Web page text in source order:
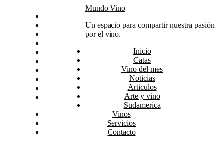
Arte y vino
Sudamerica
Mundo Vino
Un espacio para compartir nuestra pasión
por el vino.
Inicio
Catas
Vino del mes
Noticias
Articulos
Arte y vino
Sudamerica
Vinos
Servicios
Contacto